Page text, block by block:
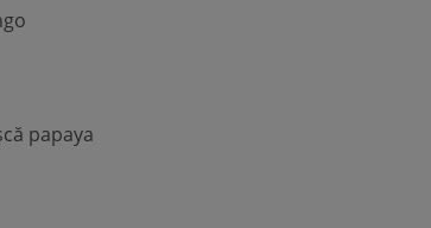
papaya